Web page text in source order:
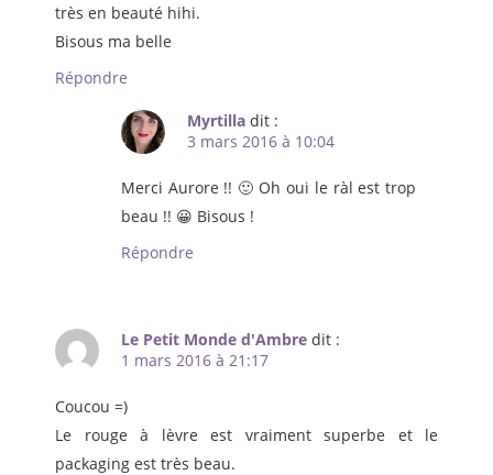
très en beauté hihi.
Bisous ma belle
Répondre
Myrtilla dit :
3 mars 2016 à 10:04
Merci Aurore !! 🙂 Oh oui le ràl est trop
beau !! 😀 Bisous !
Répondre
Le Petit Monde d'Ambre dit :
1 mars 2016 à 21:17
Coucou =)
Le rouge à lèvre est vraiment superbe et le
packaging est très beau.